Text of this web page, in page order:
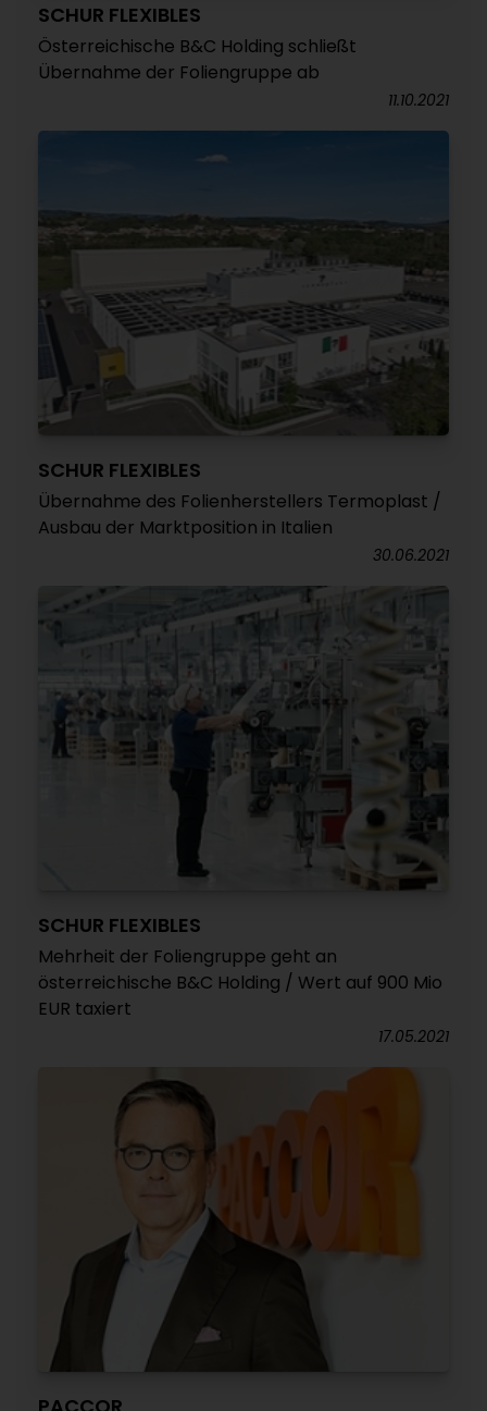
SCHUR FLEXIBLES
Österreichische B&C Holding schließt
Übernahme der Foliengruppe ab
11.10.2021
SCHUR FLEXIBLES
Übernahme des Folienherstellers Termoplast /
Ausbau der Marktposition in Italien
30.06.2021
SCHUR FLEXIBLES
Mehrheit der Foliengruppe geht an
österreichische B&C Holding / Wert auf 900 Mio
EUR taxiert
17.05.2021